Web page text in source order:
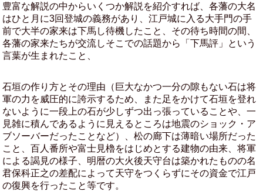
豊富な解説の中からいくつか解説を紹介すれば、各藩の大名
はひと月に3回登城の義務があり、江戸城に入る大手門の手
前で大半の家来は下馬し待機したこと、その待ち時間の間、
各藩の家来たちが交流しそこでの話題から「下馬評」という
言葉が生まれたこと、
石垣の作り方とその理由（巨大なかつ一分の隙もない石は将
軍の力を威圧的に誇示するため、また足をかけて石垣を登れ
ないように一段上の石が少しずつ出っ張っていることや、一
見雑に積んであるように見えるところは地震のショック・ア
ブソーバーだったことなど）、松の廊下は薄暗い場所だった
こと、百人番所や富士見櫓をはじめとする建物の由来、将軍
による謁見の様子、明暦の大火後天守台は築かれたものの名
君保科正之の差配によって天守をつくらずにその資金で江戸
の復興を行ったこと等です。